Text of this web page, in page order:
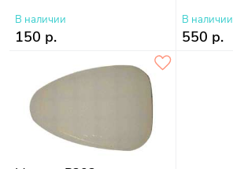
В наличии
150 р.
В наличии
550 р.